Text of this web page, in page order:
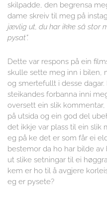
skilpadde, den begrensa
dame skreiv til meg på
jævlig ut, du har ikke så stor
pysat”.
Dette var respons på ein
skulle sette meg inn i bilen,
og smertefullt i desse
steikandes forbanna inni
oversett ein slik
på utsida og ein god del
det ikkje var plass til ein slik
eg på ke det er som får ei
bestemor da ho har bilde
ut slike setningar til ei
kem er ho til å avgjere
eg er pysete?